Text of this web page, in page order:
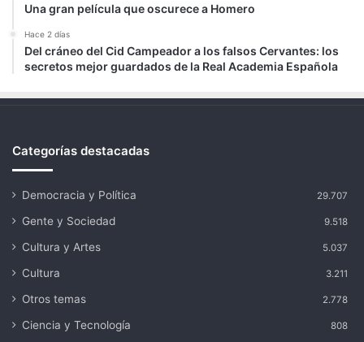
Una gran película que oscurece a Homero
Hace 2 días
Del cráneo del Cid Campeador a los falsos Cervantes: los
secretos mejor guardados de la Real Academia Española
Categorías destacadas
Democracia y Política 29.707
Gente y Sociedad 9.518
Cultura y Artes 5.037
Cultura 3.211
Otros temas 2.778
Ciencia y Tecnología 808